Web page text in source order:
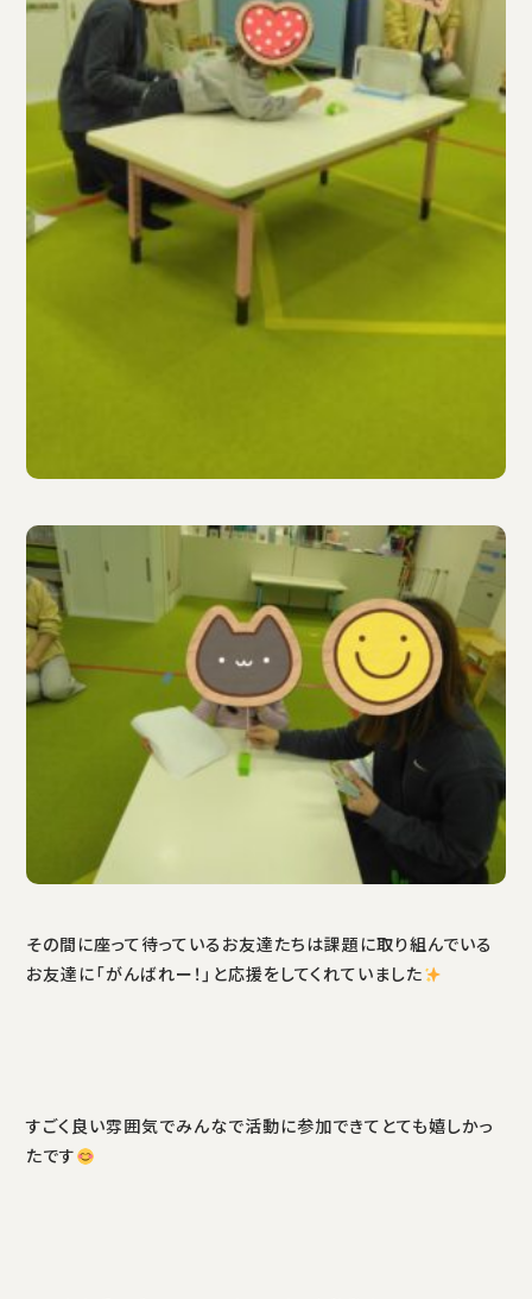
その間に座って待っているお友達たちは課題に取り組んでいる
お友達に「がんばれー！」と応援をしてくれていました
すごく良い雰囲気でみんなで活動に参加できてとても嬉しかっ
たです